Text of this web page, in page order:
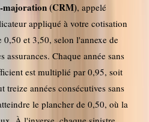
majoration (CRM), appelé
appliqué à votre cotisation
0,50 et 3,50, selon l'annexe de
assurances. Chaque année sans
est multiplié par 0,95, soit
treize années consécutives sans
le plancher de 0,50, où la